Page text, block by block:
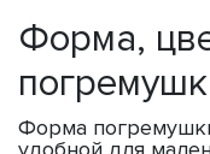
Форма,
Форма